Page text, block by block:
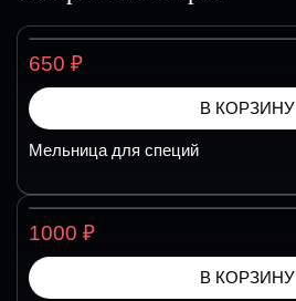
650 ₽
В КОРЗИНУ
Мельница для специй
1000 ₽
В КОРЗИНУ